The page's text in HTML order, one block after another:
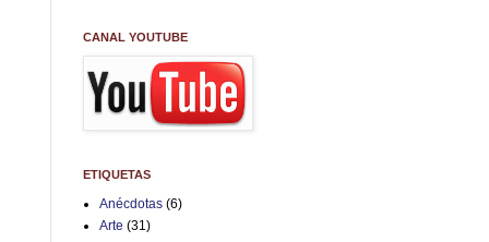
CANAL YOUTUBE
ETIQUETAS
Anécdotas (6)
Arte (31)